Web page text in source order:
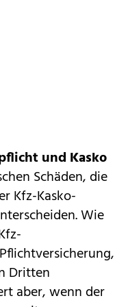
und Kasko
Schäden, die
Kfz-Kasko-
Wie
Dritten
aber, wenn der